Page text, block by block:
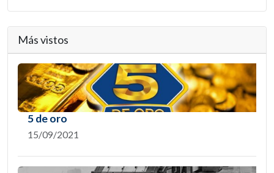
Más vistos
5 de oro
15/09/2021